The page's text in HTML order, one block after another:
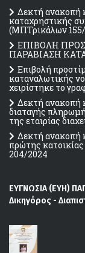
Δεκτή ανακοπή
καταχρηστικής
(MΠΤρικάλων
ΕΠΙΒΟΛΗ
ΠΑΡΑΒΙΑΣΗ
Επιβολή
καταναλωτικής
χειρίστηκε το
Δεκτή ανακοπή
διαταγής
της εταιρίας
Δεκτή ανακοπή
πρώτης
204/2024
ΕΥΓΝΩΣΙΑ (ΕΥΗ)
Δικηγόρος -